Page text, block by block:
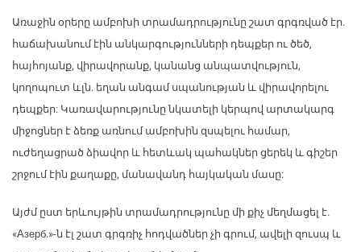
Առաջին օրերը ամբոխի տրամադրությունը շատ գրգռված էր.
հաճախանում էին անկարգությունների դեպքեր ու ծեծ,
հայհոյանք, վիրավորանք, կանանց անպատվություն,
կողոպուտ ևլն. եղան անգամ սպանության և վիրավորելու
դեպքեր: Կառավարությունը նկատելի կերպով արտակարգ
միջոցներ է ձեռք առնում ամբոխին զսպելու համար,
ուժեղացրած ձիավոր և հետևակ պահակներ ցերեկ և գիշեր
շրջում էին քաղաքը, մանավանդ հայկական մասը:
Այժմ ըստ երևույթին տրամադրությունը մի քիչ մեղմացել է.
«Азерб.»-ն էլ շատ գրգռիչ հոդվածներ չի գրում, ավելի զուսպ և